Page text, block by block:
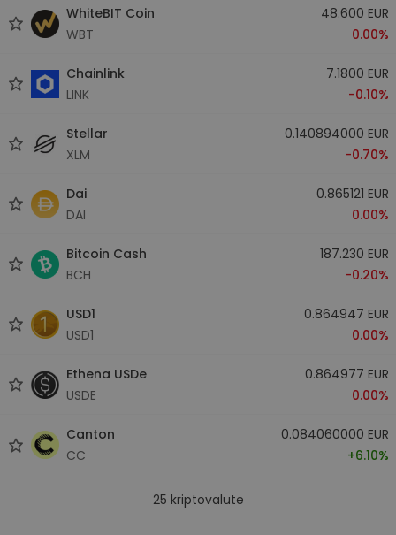
WhiteBIT Coin
WBT
48.600 EUR
0.00%
Chainlink
LINK
7.1800 EUR
-0.10%
Stellar
XLM
0.140894000 EUR
-0.70%
Dai
DAI
0.865121 EUR
0.00%
Bitcoin Cash
BCH
187.230 EUR
-0.20%
USD1
USD1
0.864947 EUR
0.00%
Ethena USDe
USDE
0.864977 EUR
0.00%
Canton
CC
0.084060000 EUR
+6.10%
25 kriptovalute